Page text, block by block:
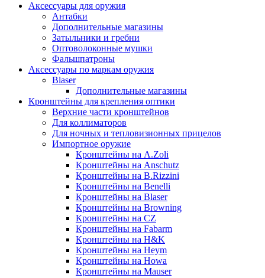
Аксессуары для оружия
Антабки
Дополнительные магазины
Затыльники и гребни
Оптоволоконные мушки
Фальшпатроны
Аксессуары по маркам оружия
Blaser
Дополнительные магазины
Кронштейны для крепления оптики
Верхние части кронштейнов
Для коллиматоров
Для ночных и тепловизионных прицелов
Импортное оружие
Кронштейны на A.Zoli
Кронштейны на Anschutz
Кронштейны на B.Rizzini
Кронштейны на Benelli
Кронштейны на Blaser
Кронштейны на Browning
Кронштейны на CZ
Кронштейны на Fabarm
Кронштейны на H&K
Кронштейны на Heym
Кронштейны на Howa
Кронштейны на Mauser